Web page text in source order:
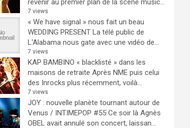
revenir au premier plan de la scène music...
7 views
« We have signal » nous fait un beau
WEDDING PRESENT La télé public de
L'Alabama nous gate avec une vidéo de...
7 views
KAP BAMBINO « blacklisté » dans les
maisons de retraite Après NME puis celui
des Inrocks plus récemment, voilà...
7 views
JOY : nouvelle planète tournant autour de
Venus / INTIMEPOP #55 Ce soir là Agnès
OBEL avait annulé son concert, laissan...